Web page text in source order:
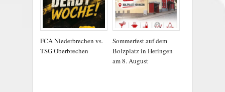
FCA Niederbrechen vs.
TSG Oberbrechen
Sommerfest auf dem
Bolzplatz in Heringen
am 8. August